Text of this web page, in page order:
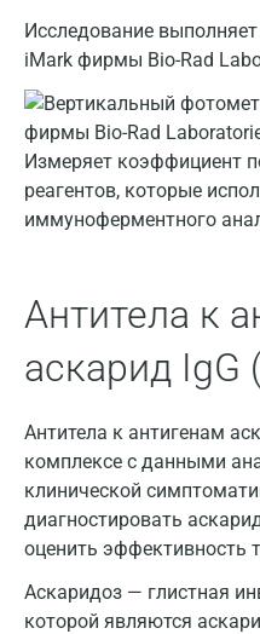
Исследование
iMark фирмы Bio-Rad
Измеряет коэффициент
реагентов, которые
иммуноферментного
Антитела к
аскарид IgG
Антитела к антигенам
комплексе с данными
клинической
диагностировать
оценить эффективность
Аскаридоз — глистная
которой являются
Санкт-Петербург
Нижний Новгород
Казань
Апрелевка
Армавир
Балашиха
Барнаул
Брянск
Великий Новгород